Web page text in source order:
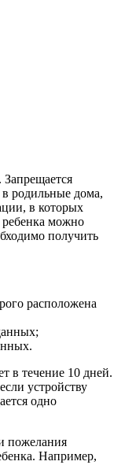
Запрещается
родильные дома,
в которых
ребенка можно
получить
расположена
в течение 10 дней.
устройству
одно
пожелания
Например,